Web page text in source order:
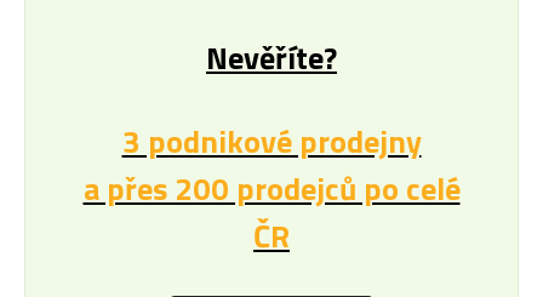
Nevěříte?
3 podnikové prodejny
a přes 200 prodejců po celé
ČR